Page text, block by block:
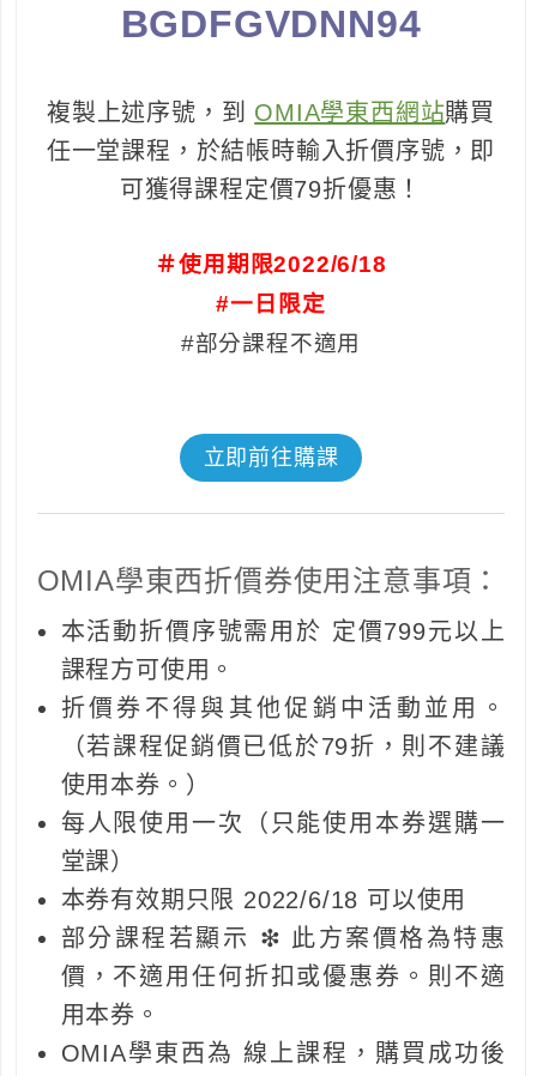
BGDFGVDNN94
複製上述序號，到 OMIA學東西網站購買
任一堂課程，於結帳時輸入折價序號，即
可獲得課程定價79折優惠！
＃使用期限2022/6/18
#一日限定
#部分課程不適用
立即前往購課
OMIA學東西折價券使用注意事項：
本活動折價序號需用於 定價799元以上
課程方可使用。
折價券不得與其他促銷中活動並用。
（若課程促銷價已低於79折，則不建議
使用本券。）
每人限使用一次（只能使用本券選購一
堂課）
本券有效期只限 2022/6/18 可以使用
部分課程若顯示 ❇ 此方案價格為特惠
價，不適用任何折扣或優惠券。則不適
用本券。
OMIA學東西為 線上課程，購買成功後